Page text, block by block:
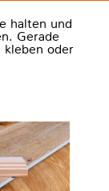
halten und
Gerade
kleben oder